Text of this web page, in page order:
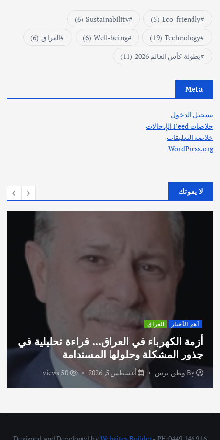
Eco-friendly
(5)
Sustainability
(6)
Technology
(19)
Well-being
(6) العراق (6)
بطولة كأس العالم 2026
(11)
Meta
تسجيل الدخول
خلاصات Feed الإدخالات
خلاصة التعليقات
WordPress.org
لا يفوتك
أهم الأخبار العراق
أزمة الكهرباء في العراق… قراءة تحليلية في
جذور المشكلة وحلولها المستدامة
وطن برس أغسطس 5, 2026 50 views
Designed and Developed byWebsites Builder- PH:0449 146 916